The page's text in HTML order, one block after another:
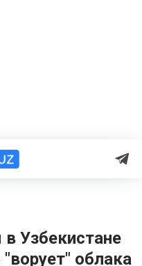
Узбекистане
облака